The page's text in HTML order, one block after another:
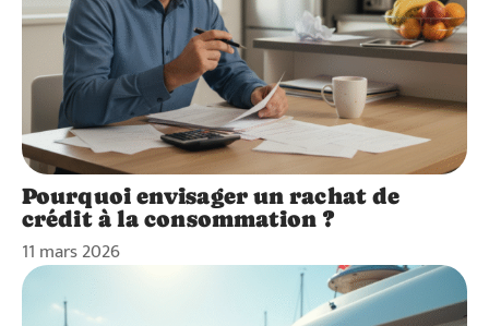
Pourquoi envisager un rachat de
crédit à la consommation ?
11 mars 2026